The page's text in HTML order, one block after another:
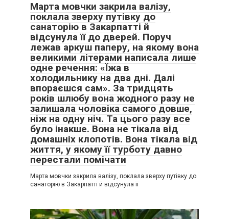
Марта мовчки закрила валізу,
поклала зверху путівку до
санаторію в Закарпатті й
відсунула її до дверей. Поруч
лежав аркуш паперу, на якому вона
великими літерами написала лише
одне речення: «Їжа в
холодильнику на два дні. Далі
впораєшся сам». За тридцять
років шлюбу вона жодного разу не
залишала чоловіка самого довше,
ніж на одну ніч. Та цього разу все
було інакше. Вона не тікала від
домашніх клопотів. Вона тікала від
життя, у якому її турботу давно
перестали помічати
Марта мовчки закрила валізу, поклала зверху путівку до
санаторію в Закарпатті й відсунула її